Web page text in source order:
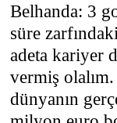
Belhanda: 3
süre
adeta kariyer
vermiş
dünyanın